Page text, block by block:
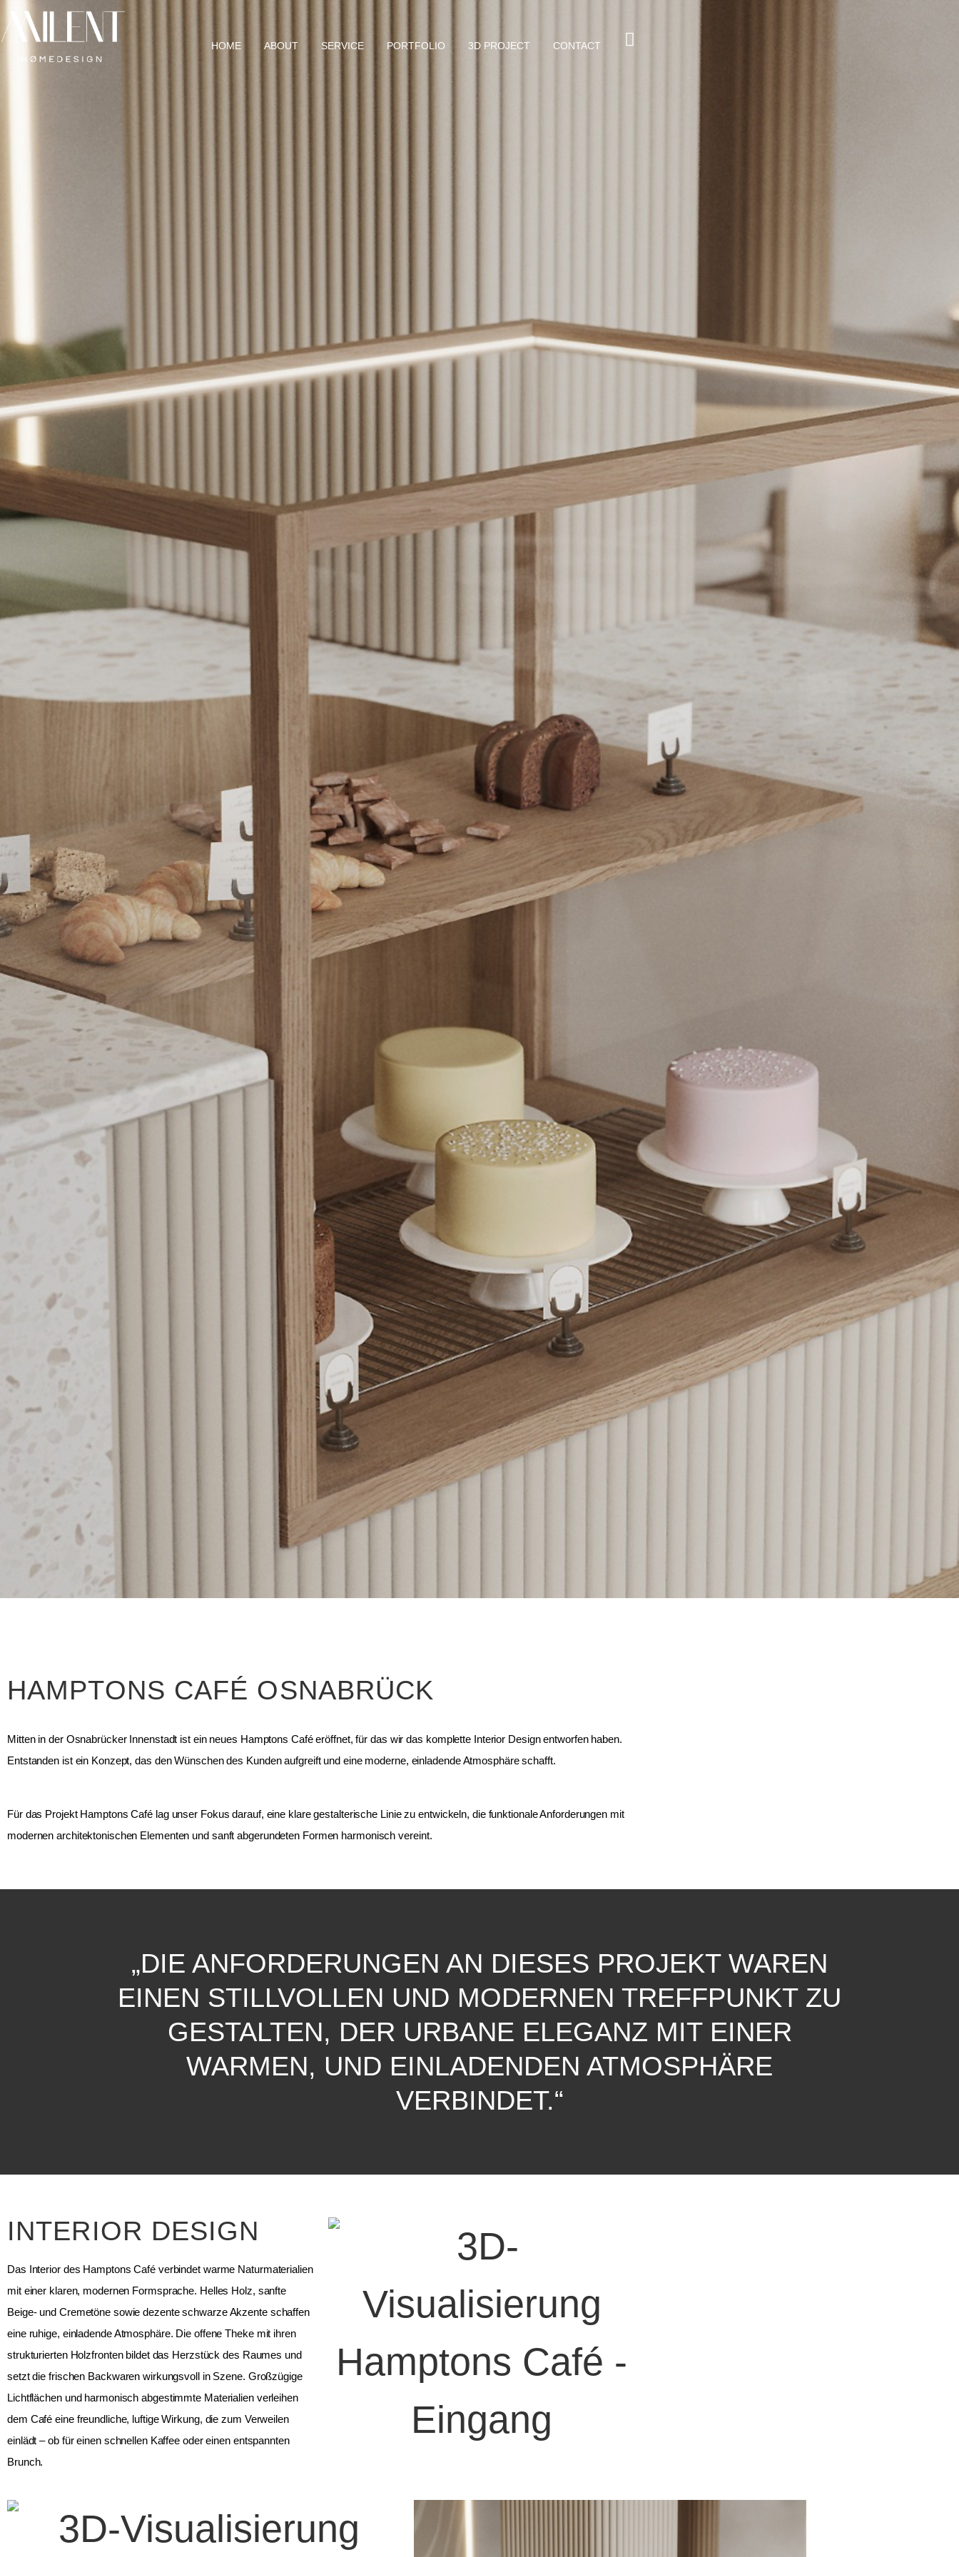
HOME ABOUT SERVICE PORTFOLIO 3D PROJECT CONTACT
HAMPTONS CAFÉ OSNABRÜCK
Mitten in der Osnabrücker Innenstadt ist ein neues Hamptons Café eröffnet, für das wir das komplette Interior Design entworfen haben.
Entstanden ist ein Konzept, das den Wünschen des Kunden aufgreift und eine moderne, einladende Atmosphäre schafft.
Für das Projekt Hamptons Café lag unser Fokus darauf, eine klare gestalterische Linie zu entwickeln, die funktionale Anforderungen mit
modernen architektonischen Elementen und sanft abgerundeten Formen harmonisch vereint.
„DIE ANFORDERUNGEN AN DIESES PROJEKT WAREN
EINEN STILLVOLLEN UND MODERNEN TREFFPUNKT ZU
GESTALTEN, DER URBANE ELEGANZ MIT EINER
WARMEN, UND EINLADENDEN ATMOSPHÄRE
VERBINDET.“
INTERIOR DESIGN
Das Interior des Hamptons Café verbindet warme Naturmaterialien
mit einer klaren, modernen Formsprache. Helles Holz, sanfte
Beige‑ und Cremetöne sowie dezente schwarze Akzente schaffen
eine ruhige, einladende Atmosphäre. Die offene Theke mit ihren
strukturierten Holzfronten bildet das Herzstück des Raumes und
setzt die frischen Backwaren wirkungsvoll in Szene. Großzügige
Lichtflächen und harmonisch abgestimmte Materialien verleihen
dem Café eine freundliche, luftige Wirkung, die zum Verweilen
einlädt – ob für einen schnellen Kaffee oder einen entspannten
Brunch.